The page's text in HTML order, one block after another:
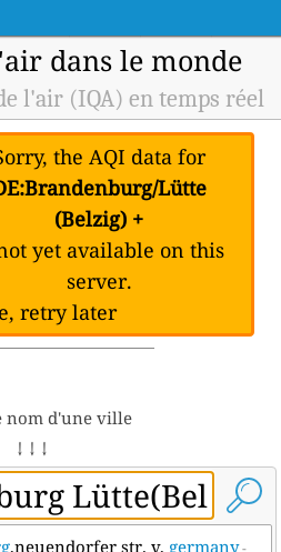
dans le monde
l'air (IQA) en temps réel
the AQI data for
Lütte
(Belzig) +
yet available on this
server.
retry later
nom d'une ville
↓ ↓ ↓
,neuendorfer str. v, germany-